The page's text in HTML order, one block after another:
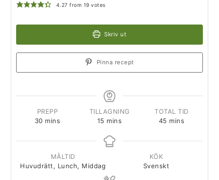
4.27 from 19 votes
Skriv ut
Pinna recept
PREPP
30 mins
TILLAGNING
15 mins
TOTAL TID
45 mins
MÅLTID
Huvudrätt, Lunch, Middag
KÖK
Svenskt